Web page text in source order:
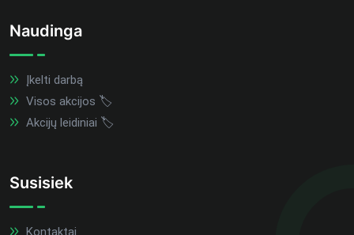
Naudinga
Įkelti darbą
Visos akcijos 🏷️
Akcijų leidiniai 🏷️
Susisiek
Kontaktai